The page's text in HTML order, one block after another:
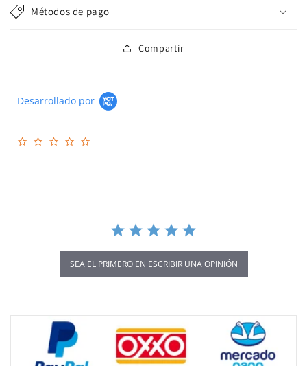
Métodos de pago
Compartir
Desarrollado por
SEA EL PRIMERO EN ESCRIBIR UNA OPINIÓN